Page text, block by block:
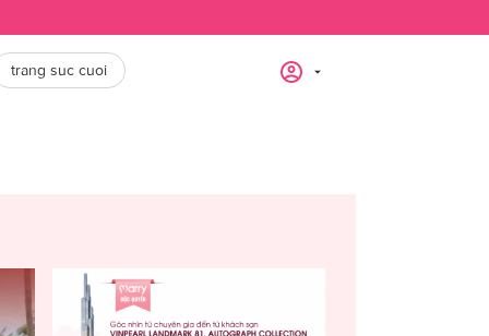
trang suc cuoi